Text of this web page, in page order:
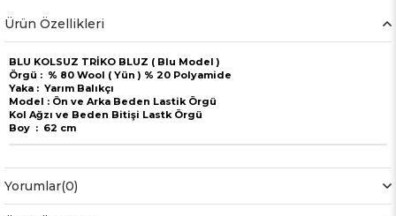
Ürün Özellikleri
BLU KOLSUZ TRİKO BLUZ ( Blu Model )
Örgü : % 80 Wool ( Yün ) % 20 Polyamide
Yaka : Yarım Balıkçı
Model : Ön ve Arka Beden Lastik Örgü
Kol Ağzı ve Beden Bitişi Lastk Örgü
Boy : 62 cm
Yorumlar(0)